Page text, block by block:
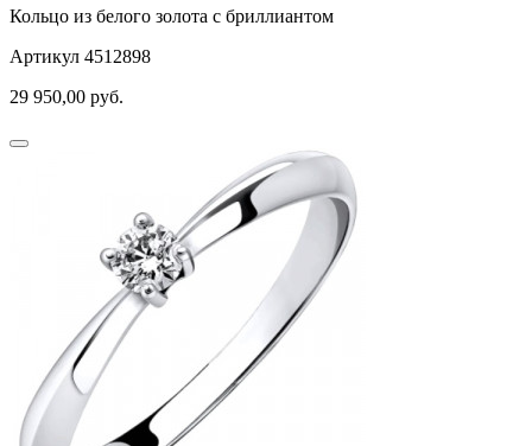
треугольник
хвост кита
цветы
ящерки
Кольцо из белого золота с бриллиантом
Артикул 4512898
29 950,00 руб.